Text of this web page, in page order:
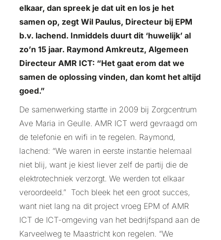
elkaar, dan spreek je dat uit en los je het
samen op, zegt Wil Paulus, Directeur bij EPM
b.v. lachend. Inmiddels duurt dit ‘huwelijk’ al
zo’n 15 jaar. Raymond Amkreutz, Algemeen
Directeur AMR ICT: “Het gaat erom dat we
samen de oplossing vinden, dan komt het altijd
goed.”
De samenwerking startte in 2009 bij Zorgcentrum
Ave Maria in Geulle. AMR ICT werd gevraagd om
de telefonie en wifi in te regelen. Raymond,
lachend: “We waren in eerste instantie helemaal
niet blij, want je kiest liever zelf de partij die de
elektrotechniek verzorgt. We werden tot elkaar
veroordeeld.” Toch bleek het een groot succes,
want niet lang na dit project vroeg EPM of AMR
ICT de ICT-omgeving van het bedrijfspand aan de
Karveelweg te Maastricht kon regelen. “We